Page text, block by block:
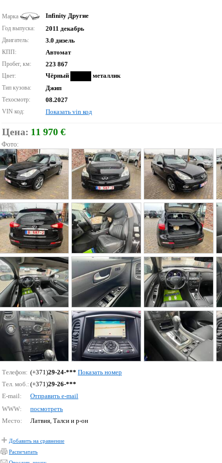
Марка Infinity Другие
Год выпуска: 2011 декабрь
Двигатель: 3.0 дизель
КПП: Автомат
Пробег, км: 223 867
Цвет: Чёрный металлик
Тип кузова: Джип
Техосмотр: 08.2027
VIN код: Показать vin код
Цена: 11 970 €
Фото:
Телефон: (+371)29-24-*** Показать номер
Тел. моб.: (+371)29-26-***
E-mail:
Отправить e-mail
WWW:
посмотреть
Место:
Латвия, Талси и р-он
Добавить на сравнение
Распечатать